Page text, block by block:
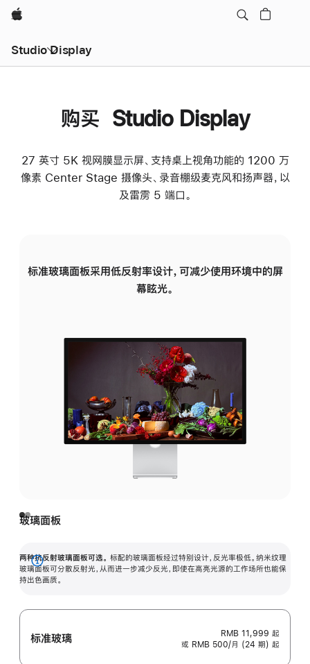
Apple
Studio Display
购买 Studio Display
27 英寸 5K 视网膜显示屏、支持桌上视角功能的 1200 万
像素 Center Stage 摄像头、录音棚级麦克风和扬声器，以
及雷雳 5 端口。
标准玻璃面板采用低反射率设计，可减少使用环境中的屏
幕眩光。
玻璃面板
两种抗反射玻璃面板可选。 标配的玻璃面板经过特别设计，反光率极低。纳米纹理
玻璃面板可分散反射光，从而进一步减少反光，即使在高亮光源的工作场所也能保
持出色画质。
展
开
标准玻璃 RMB 11,999 起
或 RMB 500/月 (24 期) 起